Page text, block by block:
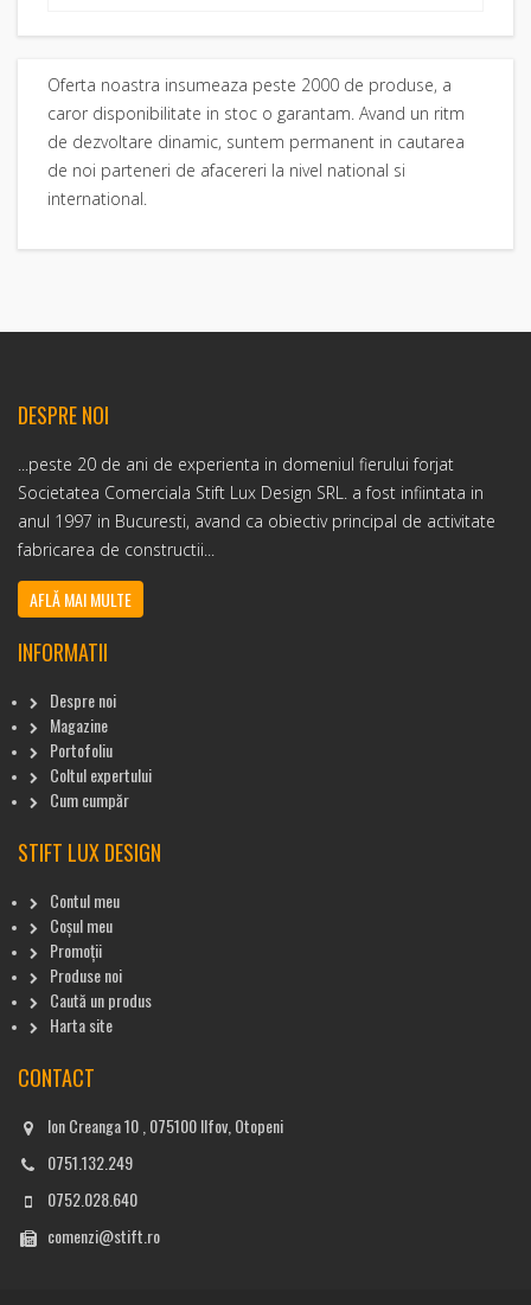
Oferta noastra insumeaza peste 2000 de produse, a
caror disponibilitate in stoc o garantam. Avand un ritm
de dezvoltare dinamic, suntem permanent in cautarea
de noi parteneri de afacereri la nivel national si
international.
DESPRE NOI
...peste 20 de ani de experienta in domeniul fierului forjat
Societatea Comerciala Stift Lux Design SRL. a fost infiintata in
anul 1997 in Bucuresti, avand ca obiectiv principal de activitate
fabricarea de constructii...
AFLĂ MAI MULTE
INFORMATII
Despre noi
Magazine
Portofoliu
Coltul expertului
Cum cumpăr
STIFT LUX DESIGN
Contul meu
Coșul meu
Promoții
Produse noi
Caută un produs
Harta site
CONTACT
Ion Creanga 10 , 075100 Ilfov, Otopeni
0751.132.249
0752.028.640
comenzi@stift.ro